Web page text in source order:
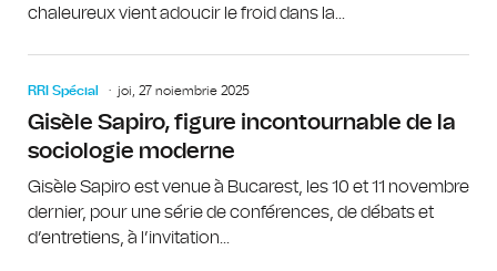
chaleureux vient adoucir le froid dans la...
RRI Spécial joi, 27 noiembrie 2025
Gisèle Sapiro, figure incontournable de la
sociologie moderne
Gisèle Sapiro est venue à Bucarest, les 10 et 11 novembre
dernier, pour une série de conférences, de débats et
d’entretiens, à l’invitation...